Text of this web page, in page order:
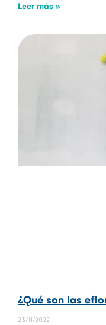
Leer más »
¿Qué son las
23/11/2022